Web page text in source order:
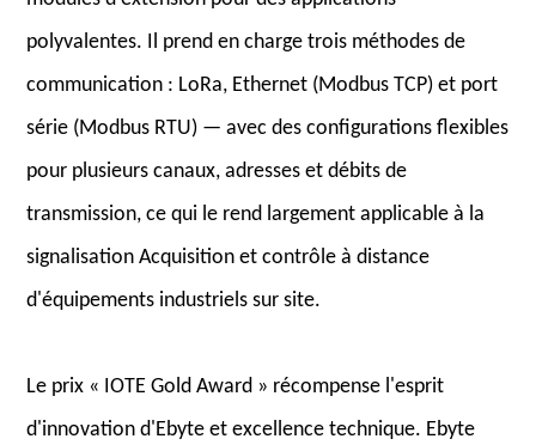
polyvalentes. Il prend en charge trois méthodes de
communication : LoRa, Ethernet (Modbus TCP) et port
série (Modbus RTU) — avec des configurations flexibles
pour plusieurs canaux, adresses et débits de
transmission, ce qui le rend largement applicable à la
signalisation Acquisition et contrôle à distance
d'équipements industriels sur site.
Le prix « IOTE Gold Award » récompense l'esprit
d'innovation d'Ebyte et excellence technique. Ebyte